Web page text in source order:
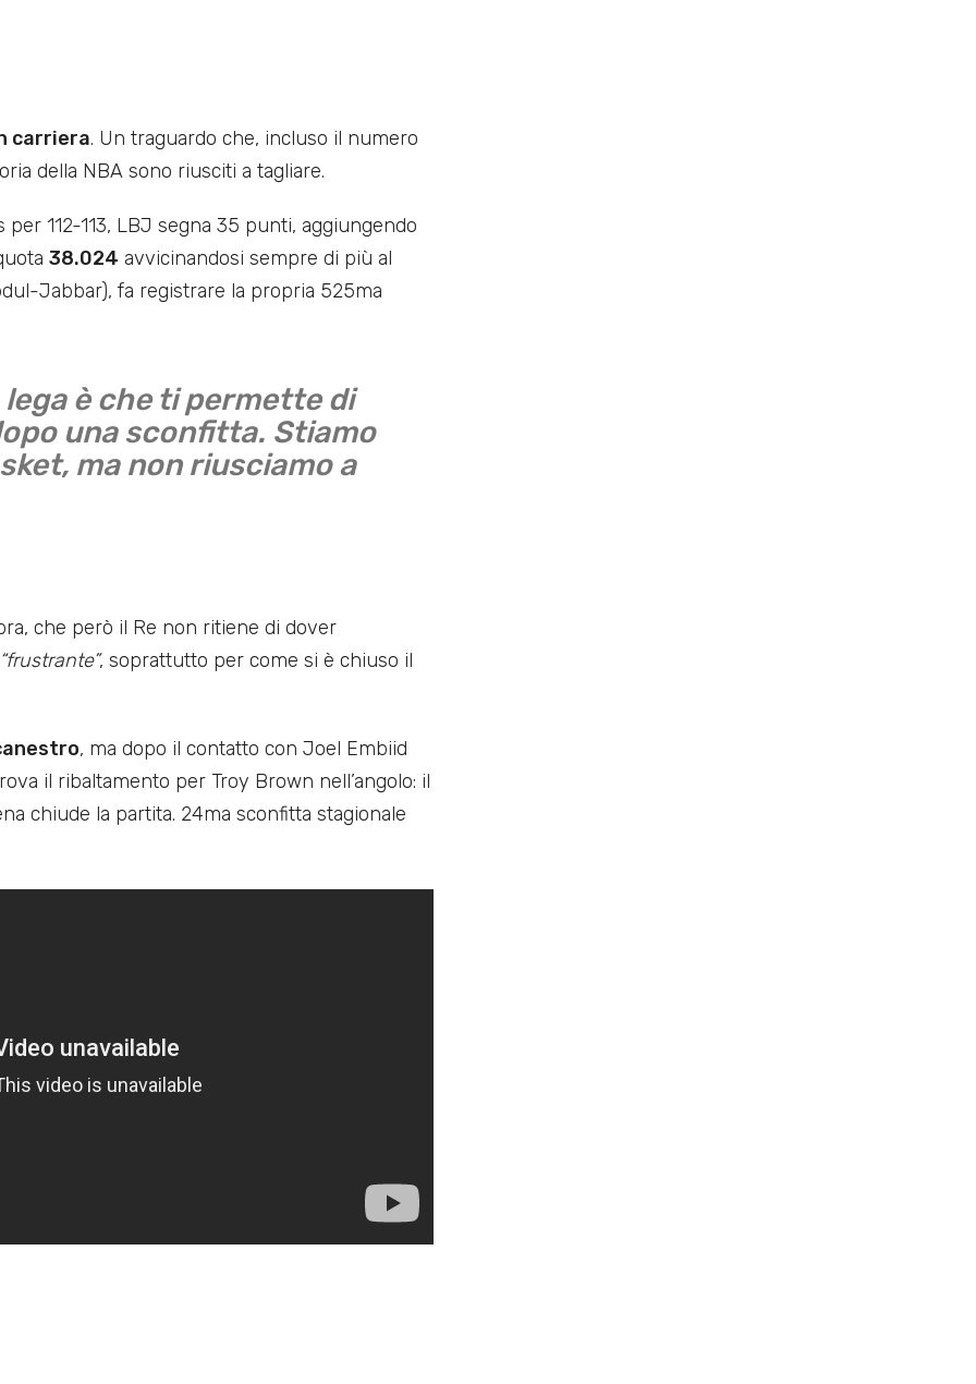
carriera. Un traguardo che, incluso il numero
della NBA sono riusciti a tagliare.
112-113, LBJ segna 35 punti, aggiungendo
38.024 avvicinandosi sempre di più al
Jabbar), fa registrare la propria 525ma
è che ti permette di
una sconfitta. Stiamo
ma non riusciamo a
che però il Re non ritiene di dover
“frustrante”, soprattutto per come si è chiuso il
, ma dopo il contatto con Joel Embiid
il ribaltamento per Troy Brown nell’angolo: il
chiude la partita. 24ma sconfitta stagionale